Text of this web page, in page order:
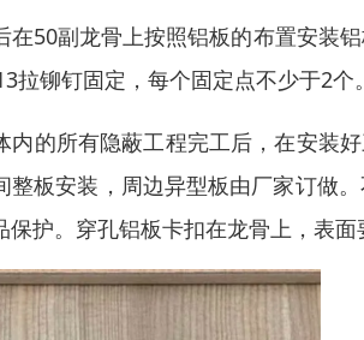
在50副龙骨上按照铝板的布置安装
拉铆钉固定，每个固定点不少于2个。
内的所有隐蔽工程完工后，在安装
整板安装，周边异型板由厂家订做
护。穿孔铝板卡扣在龙骨上，表面